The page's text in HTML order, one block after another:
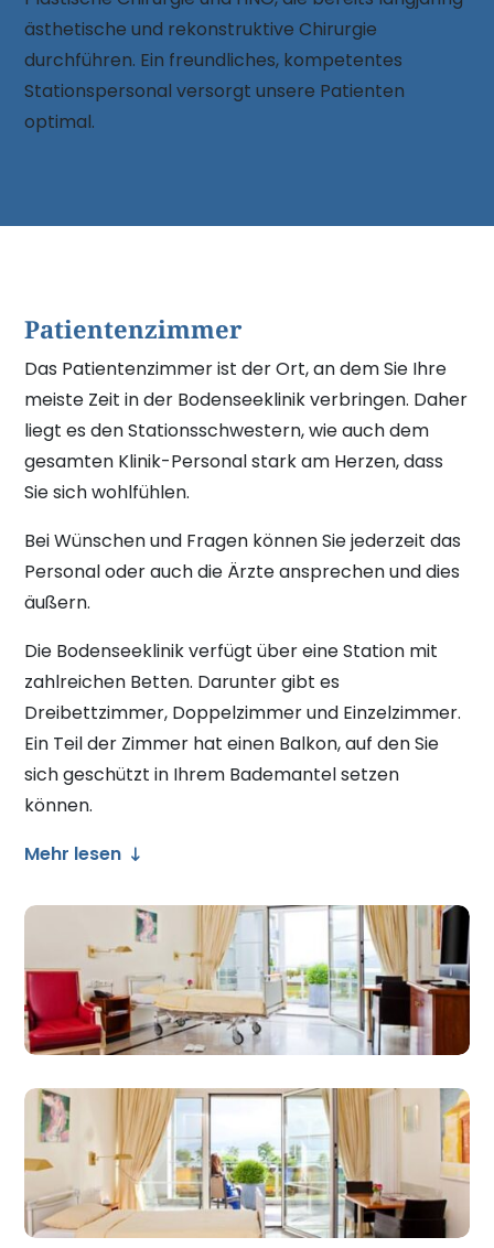
ästhetische und rekonstruktive Chirurgie
durchführen. Ein freundliches, kompetentes
Stationsperso­nal versorgt unsere Patienten
optimal.
Patientenzimmer
Das Patientenzimmer ist der Ort, an dem Sie Ihre
meiste Zeit in der Bodenseeklinik verbringen. Daher
liegt es den Stationsschwestern, wie auch dem
gesamten Klinik-Personal stark am Herzen, dass
Sie sich wohlfühlen.
Bei Wünschen und Fragen können Sie jederzeit das
Personal oder auch die Ärzte anspre­chen und dies
äußern.
Die Bodenseeklinik verfügt über eine Station mit
zahlreichen Betten. Darunter gibt es
Dreibettzimmer, Doppelzimmer und Einzelzimmer.
Ein Teil der Zimmer hat einen Balkon, auf den Sie
sich ge­schützt in Ihrem Bademantel setzen
können.
Mehr lesen